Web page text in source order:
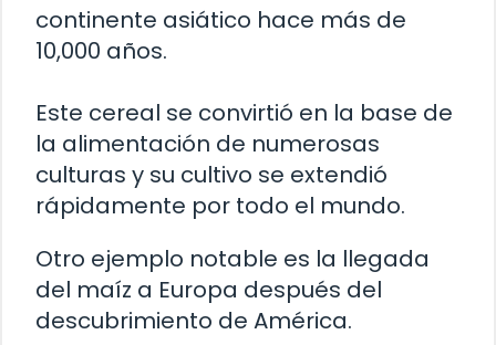
continente asiático hace más de
10,000 años.
Este cereal se convirtió en la base de
la alimentación de numerosas
culturas y su cultivo se extendió
rápidamente por todo el mundo.
Otro ejemplo notable es la llegada
del maíz a Europa después del
descubrimiento de América.